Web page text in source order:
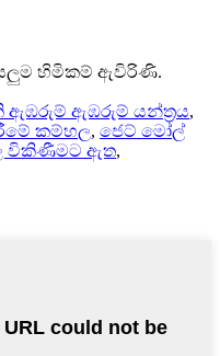
සියලුම හිමිකම් ඇවිරිණි.
ඇඹරුම් ඇඹරුම් යන්ත්‍රය,
කම්හල, ජෙට් මෝල්
විකිණීමට ඇත,